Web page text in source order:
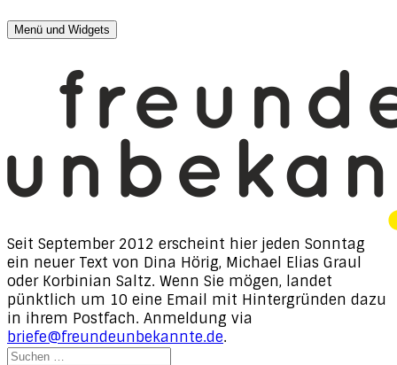
Inhalt
freunde, unbekannte
Texte von Dina Hörig, Michael Elias Graul & Korbinian
Menü und Widgets
Seit September 2012 erscheint hier jeden Sonntag
ein neuer Text von Dina Hörig, Michael Elias Graul
oder Korbinian Saltz. Wenn Sie mögen, landet
pünktlich um 10 eine Email mit Hintergründen dazu
in ihrem Postfach. Anmeldung via
briefe@freundeunbekannte.de.
Suchen